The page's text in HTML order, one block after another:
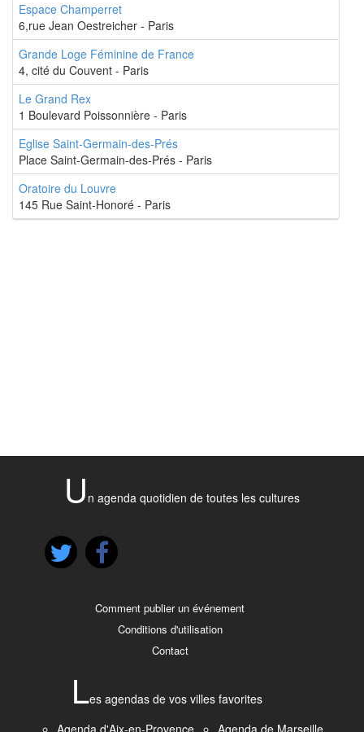
Espace Champerret
6,rue Jean Oestreicher - Paris
Grande Loge Féminine de France
4, cité du Couvent - Paris
Le Grand Rex
1 Boulevard Poissonnière - Paris
Eglise Saint-Germain-des-Prés
Place Saint-Germain-des-Prés - Paris
Oratoire du Louvre
145 Rue Saint-Honoré - Paris
U n agenda quotidien de toutes les cultures
Comment publier un événement
Conditions d'utilisation
Contact
Les agendas de vos villes favorites